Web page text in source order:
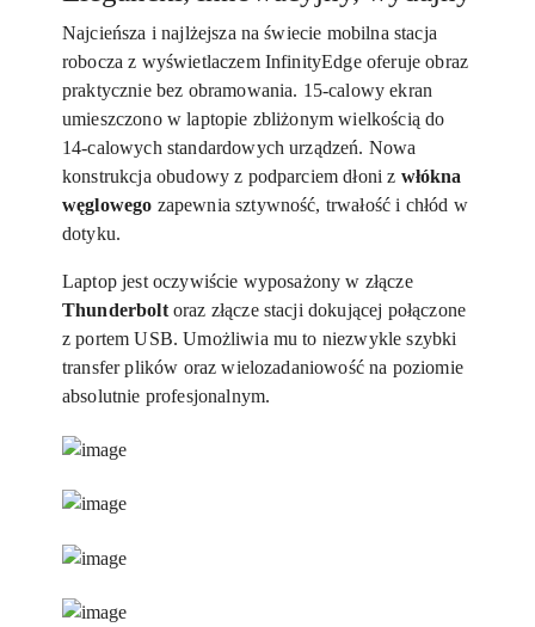
Najcieńsza i najlżejsza na świecie mobilna stacja
robocza z wyświetlaczem InfinityEdge oferuje obraz
praktycznie bez obramowania. 15-calowy ekran
umieszczono w laptopie zbliżonym wielkością do
14-calowych standardowych urządzeń. Nowa
konstrukcja obudowy z podparciem dłoni z włókna
węglowego zapewnia sztywność, trwałość i chłód w
dotyku.
Laptop jest oczywiście wyposażony w złącze
Thunderboltoraz złącze stacji dokującej połączone
z portem USB. Umożliwia mu to niezwykle szybki
transfer plików oraz wielozadaniowość na poziomie
absolutnie profesjonalnym.